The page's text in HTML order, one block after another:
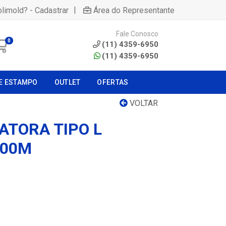
- Cadastrar | Área do Representante
0
Fale Conosco
(11) 4359-6950
(11) 4359-6950
ESTAMPO OUTLET OFERTAS
VOLTAR
TIPO L